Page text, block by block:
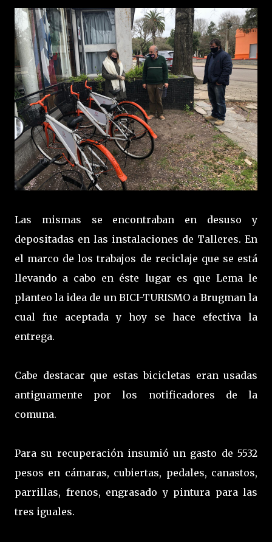
Las mismas se encontraban en desuso y
depositadas en las instalaciones de Talleres. En
el marco de los trabajos de reciclaje que se está
llevando a cabo en éste lugar es que Lema le
planteo la idea de un BICI-TURISMO a Brugman la
cual fue aceptada y hoy se hace efectiva la
entrega.
Cabe destacar que estas bicicletas eran usadas
antiguamente por los notificadores de la
comuna.
Para su recuperación insumió un gasto de 5532
pesos en cámaras, cubiertas, pedales, canastos,
parrillas, frenos, engrasado y pintura para las
tres iguales.